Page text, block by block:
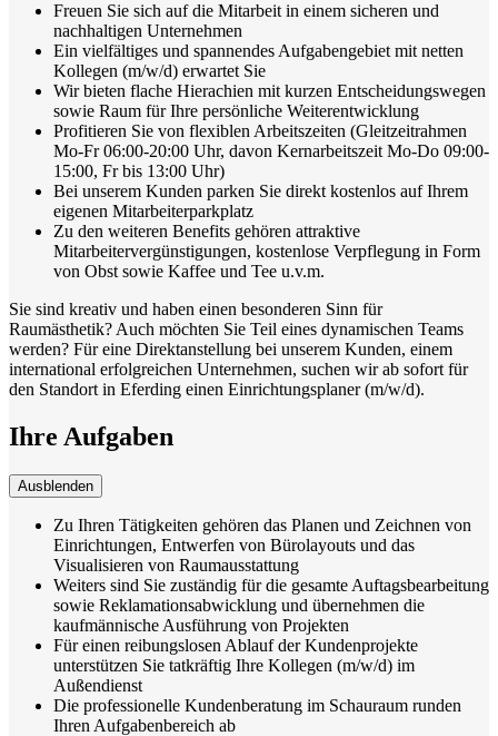
Freuen Sie sich auf die Mitarbeit in einem sicheren und
nachhaltigen Unternehmen
Ein vielfältiges und spannendes Aufgabengebiet mit netten
Kollegen (m/w/d) erwartet Sie
Wir bieten flache Hierachien mit kurzen Entscheidungswegen
sowie Raum für Ihre persönliche Weiterentwicklung
Profitieren Sie von flexiblen Arbeitszeiten (Gleitzeitrahmen
Mo-Fr 06:00-20:00 Uhr, davon Kernarbeitszeit Mo-Do 09:00-
15:00, Fr bis 13:00 Uhr)
Bei unserem Kunden parken Sie direkt kostenlos auf Ihrem
eigenen Mitarbeiterparkplatz
Zu den weiteren Benefits gehören attraktive
Mitarbeitervergünstigungen, kostenlose Verpflegung in Form
von Obst sowie Kaffee und Tee u.v.m.
Sie sind kreativ und haben einen besonderen Sinn für
Raumästhetik? Auch möchten Sie Teil eines dynamischen Teams
werden? Für eine Direktanstellung bei unserem Kunden, einem
international erfolgreichen Unternehmen, suchen wir ab sofort für
den Standort in Eferding einen Einrichtungsplaner (m/w/d).
Ihre Aufgaben
Ausblenden
Zu Ihren Tätigkeiten gehören das Planen und Zeichnen von
Einrichtungen, Entwerfen von Bürolayouts und das
Visualisieren von Raumausstattung
Weiters sind Sie zuständig für die gesamte Auftagsbearbeitung
sowie Reklamationsabwicklung und übernehmen die
kaufmännische Ausführung von Projekten
Für einen reibungslosen Ablauf der Kundenprojekte
unterstützen Sie tatkräftig Ihre Kollegen (m/w/d) im
Außendienst
Die professionelle Kundenberatung im Schauraum runden
Ihren Aufgabenbereich ab